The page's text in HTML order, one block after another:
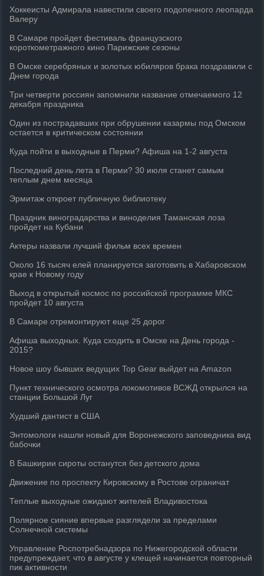
Хоккеисты Адмирала навестили своего подопечного леопарда
Валеру
В Самаре пройдет фестиваль французского
короткометражного кино Парижские сезоны
В Омске серебряных и золотых юбиляров брака поздравили с
Днем города
Три четверти россиян запомнили название отмечаемого 12
декабря праздника
Один из пострадавших при обрушении казармы под Омском
остается в критическом состоянии
Куда пойти в выходные в Перми? Афиша на 1-2 августа
Последний день лета в Перми? 30 июля станет самым
теплым днем месяца
Эрмитаж откроет публичную библиотеку
Праздник виноградарства и виноделия Таманская лоза
пройдет на Кубани
Актеры назвали лучший фильм всех времен
Около 16 тысяч елей планируется заготовить в Хабаровском
крае к Новому году
Выход в открытый космос по российской программе МКС
пройдет 10 августа
В Самаре отремонтируют еще 25 дорог
Афиша выходных. Куда сходить в Омске на День города -
2015?
Новое шоу бывших ведущих Top Gear выйдет на Amazon
Пункт технического осмотра локомотивов ВСЖД открылся на
станции Большой Луг
Худший дантист в США
Энтомологи нашли новый для Воронежского заповедника вид
бабочки
В Башкирии сироты останутся без детского дома
Движение по проспекту Кировскому в Ростове ограничат
Теплые выходные ожидают жителей Владивостока
Полярное сияние впервые разглядели за пределами
Солнечной системы
Управление Роспотребнадзора по Нижегородской области
предупреждает, что в августе у клещей начинается повторный
пик активности